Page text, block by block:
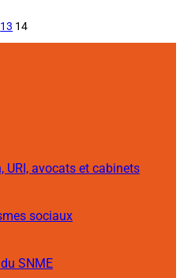
13 14
URI, avocats et cabinets
sociaux
SNME